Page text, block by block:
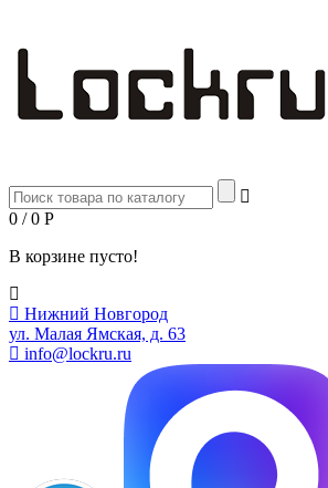
0 / 0 Р
В корзине пусто!
Нижний Новгород
ул. Малая Ямская, д. 63
info@lockru.ru